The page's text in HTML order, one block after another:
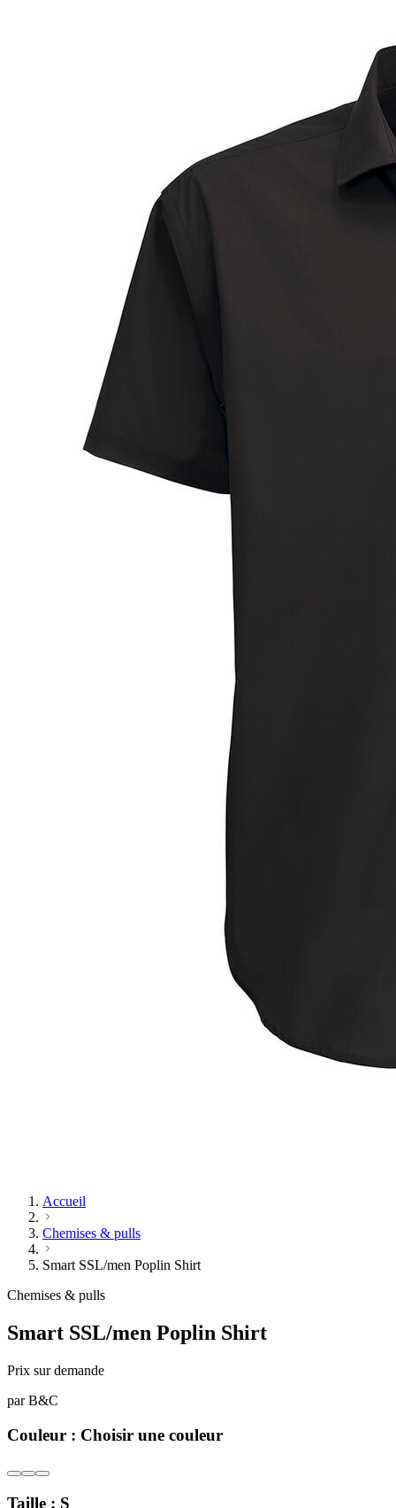
Accueil
Chemises & pulls
Smart SSL/men Poplin Shirt
Chemises & pulls
Smart SSL/men Poplin Shirt
Prix sur demande
par B&C
Couleur : Choisir une couleur
Taille : S